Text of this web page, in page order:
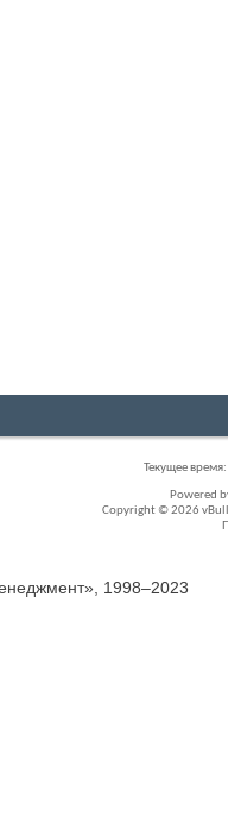
Текущее время:
Powered
Copyright © 2026
1998–2023